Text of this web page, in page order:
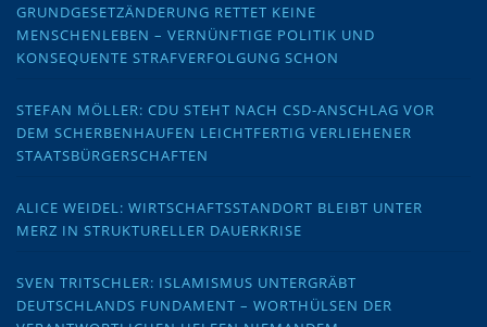
GRUNDGESETZÄNDERUNG RETTET KEINE
MENSCHENLEBEN – VERNÜNFTIGE POLITIK UND
KONSEQUENTE STRAFVERFOLGUNG SCHON
STEFAN MÖLLER: CDU STEHT NACH CSD-ANSCHLAG VOR
DEM SCHERBENHAUFEN LEICHTFERTIG VERLIEHENER
STAATSBÜRGERSCHAFTEN
ALICE WEIDEL: WIRTSCHAFTSSTANDORT BLEIBT UNTER
MERZ IN STRUKTURELLER DAUERKRISE
SVEN TRITSCHLER: ISLAMISMUS UNTERGRÄBT
DEUTSCHLANDS FUNDAMENT – WORTHÜLSEN DER